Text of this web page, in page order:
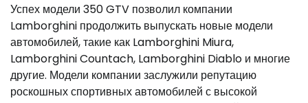
Успех модели 350 GTV позволил компании
Lamborghini продолжить выпускать новые модели
автомобилей, такие как Lamborghini Miura,
Lamborghini Countach, Lamborghini Diablo и многие
другие. Модели компании заслужили репутацию
роскошных спортивных автомобилей с высокой